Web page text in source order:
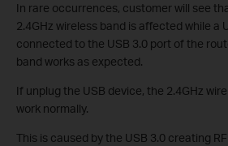
In rare occurrences, customer will see
2.4GHz wireless band is affected while a
connected to the USB 3.0 port of the
band works as expected.
If unplug the USB device, the 2.4GHz
work normally.
This is caused by the USB 3.0 creating